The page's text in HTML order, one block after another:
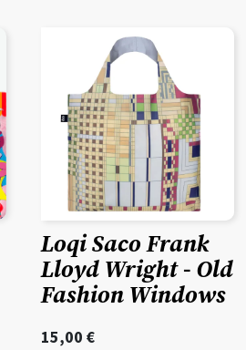
Loqi Saco Frank
Lloyd Wright - Old
Fashion Windows
15,00 €